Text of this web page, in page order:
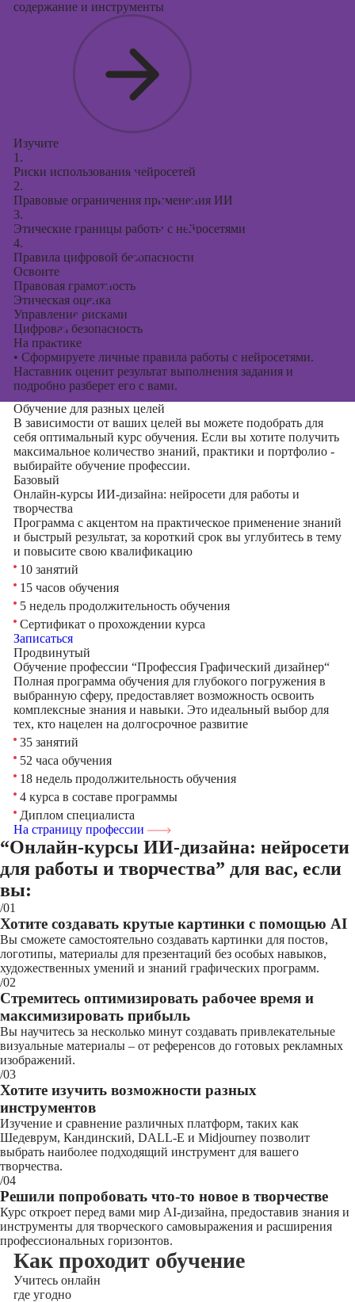
содержание и инструменты
Изучите
1.
Риски использования нейросетей
2.
Правовые ограничения применения ИИ
3.
Этические границы работы с нейросетями
4.
Правила цифровой безопасности
Освоите
Правовая грамотность
Этическая оценка
Управление рисками
Цифровая безопасность
На практике
• Сформируете личные правила работы с нейросетями.
Наставник оценит результат выполнения задания и
подробно разберет его с вами.
Обучение для разных целей
В зависимости от ваших целей вы можете подобрать для
себя оптимальный курс обучения. Если вы хотите получить
максимальное количество знаний, практики и портфолио -
выбирайте обучение профессии.
Базовый
Онлайн-курсы ИИ-дизайна: нейросети для работы и
творчества
Программа с акцентом на практическое применение знаний
и быстрый результат, за короткий срок вы углубитесь в тему
и повысите свою квалификацию
10 занятий
15 часов обучения
5 недель продолжительность обучения
Сертификат о прохождении курса
Записаться
Продвинутый
Обучение профессии “Профессия Графический дизайнер“
Полная программа обучения для глубокого погружения в
выбранную сферу, предоставляет возможность освоить
комплексные знания и навыки. Это идеальный выбор для
тех, кто нацелен на долгосрочное развитие
35 занятий
52 часа обучения
18 недель продолжительность обучения
4 курса в составе программы
Диплом специалиста
На страницу профессии
“Онлайн-курсы ИИ-дизайна: нейросети
для работы и творчества” для вас, если
вы:
/01
Хотите создавать крутые картинки с помощью AI
Вы сможете самостоятельно создавать картинки для постов,
логотипы, материалы для презентаций без особых навыков,
художественных умений и знаний графических программ.
/02
Стремитесь оптимизировать рабочее время и
максимизировать прибыль
Вы научитесь за несколько минут создавать привлекательные
визуальные материалы – от референсов до готовых рекламных
изображений.
/03
Хотите изучить возможности разных
инструментов
Изучение и сравнение различных платформ, таких как
Шедеврум, Кандинский, DALL-E и Midjourney позволит
выбрать наиболее подходящий инструмент для вашего
творчества.
/04
Решили попробовать что-то новое в творчестве
Курс откроет перед вами мир AI-дизайна, предоставив знания и
инструменты для творческого самовыражения и расширения
профессиональных горизонтов.
Как проходит обучение
Учитесь онлайн
где угодно